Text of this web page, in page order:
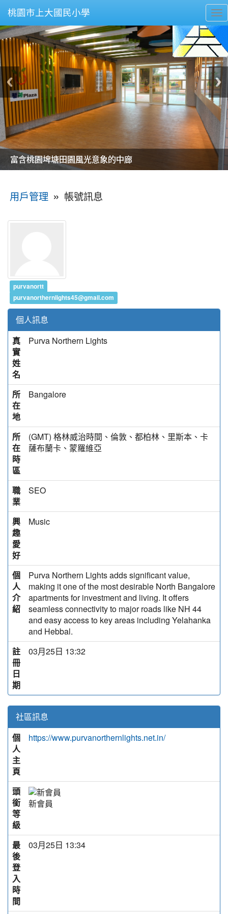
桃園市上大國民小學
美麗的操場是我們活力的來源
美麗的操場是我們活力的來源
煥然一新的小司令台
煥然一新的小司令台
富含桃園埤塘田園風光意象的中廊
富含桃園埤塘田園風光意象的中廊
嶄新的中庭廣場
嶄新的中庭廣場
水生池生生不息
水生池生生不息
用戶管理 » 帳號訊息
purvanortt
purvanorthernlights45@gmail.com
個人訊息
真
實
姓
名
Purva Northern Lights
所
在
地
Bangalore
所
在
時
區
(GMT) 格林威治時間、倫敦、都柏林、里斯本、卡
薩布蘭卡、蒙羅維亞
職
業
SEO
興
趣
愛
好
Music
個
人
介
紹
Purva Northern Lights adds significant value,
making it one of the most desirable North Bangalore
apartments for investment and living. It offers
seamless connectivity to major roads like NH 44
and easy access to key areas including Yelahanka
and Hebbal.
註
冊
日
期
03月25日 13:32
社區訊息
個
人
主
頁
https://www.purvanorthernlights.net.in/
頭
銜
等
級
新會員
最
後
登
入
時
間
03月25日 13:34